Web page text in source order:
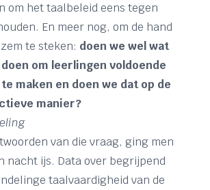
om het taalbeleid eens tegen
En meer nog, om de hand
te steken: doen we wel wat
om leerlingen voldoende
maken en doen we dat op de
manier?
van die vraag, ging men
nacht ijs. Data over begrijpend
taalvaardigheid van de